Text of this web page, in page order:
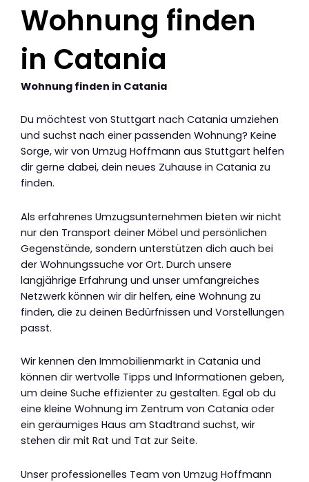
Wohnung finden
in Catania
Wohnung finden in Catania
Du möchtest von Stuttgart nach Catania umziehen
und suchst nach einer passenden Wohnung? Keine
Sorge, wir von Umzug Hoffmann aus Stuttgart helfen
dir gerne dabei, dein neues Zuhause in Catania zu
finden.
Als erfahrenes Umzugsunternehmen bieten wir nicht
nur den Transport deiner Möbel und persönlichen
Gegenstände, sondern unterstützen dich auch bei
der Wohnungssuche vor Ort. Durch unsere
langjährige Erfahrung und unser umfangreiches
Netzwerk können wir dir helfen, eine Wohnung zu
finden, die zu deinen Bedürfnissen und Vorstellungen
passt.
Wir kennen den Immobilienmarkt in Catania und
können dir wertvolle Tipps und Informationen geben,
um deine Suche effizienter zu gestalten. Egal ob du
eine kleine Wohnung im Zentrum von Catania oder
ein geräumiges Haus am Stadtrand suchst, wir
stehen dir mit Rat und Tat zur Seite.
Unser professionelles Team von Umzug Hoffmann